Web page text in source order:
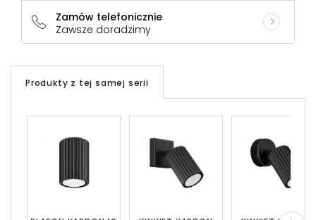
Zamów telefonicznie
Zawsze doradzimy
Produkty z tej samej serii